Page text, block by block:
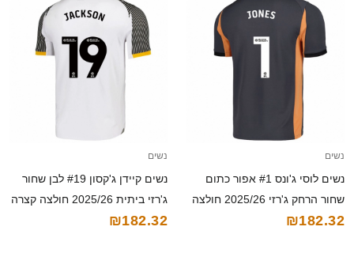
נשים
נשים לוסי ג'ונס #1 אפור כתום
שחור הרחק ג'רזי 2025/26 חולצה
קצרה
₪182.32
נשים
נשים קיידן ג'קסון #19 לבן שחור
ג'רזי ביתית 2025/26 חולצה קצרה
₪182.32